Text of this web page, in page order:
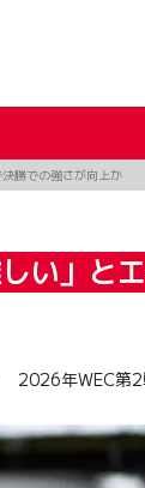
勝での強さが向上か
い」と
2026年WEC第